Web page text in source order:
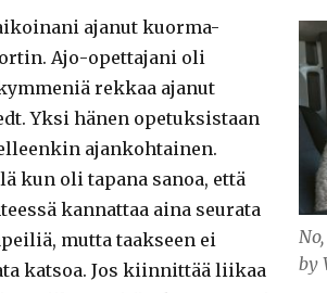
by
ajanut kuorma-
Ajo-opettajani oli
rekkaa ajanut
Yksi hänen opetuksistaan
ajankohtainen.
kun oli tapana sanoa, että
kannattaa aina seurata
mutta taakseen ei
katsoa. Jos kiinnittää liikaa